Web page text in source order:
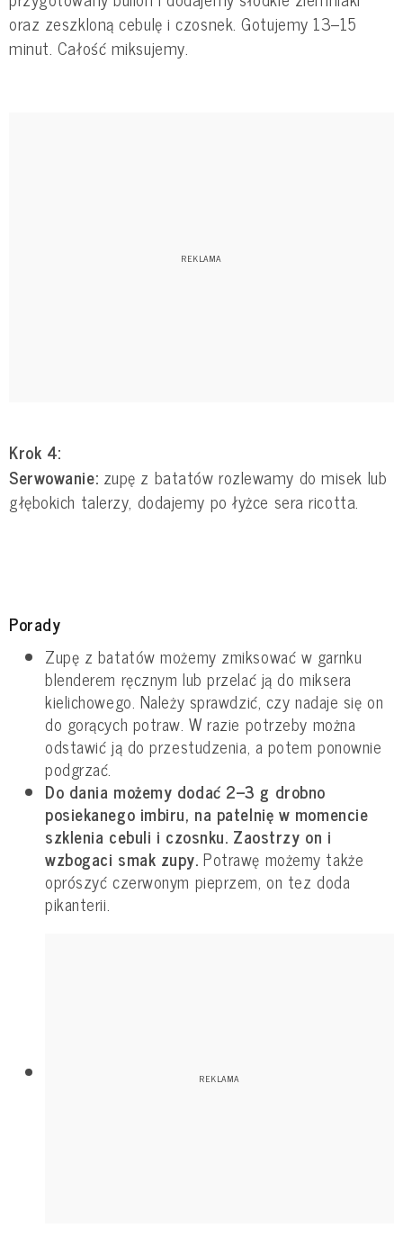
oraz zeszkloną cebulę i czosnek. Gotujemy 13–15
minut. Całość miksujemy.
Krok 4:
Serwowanie: zupę z batatów rozlewamy do misek lub
głębokich talerzy, dodajemy po łyżce sera ricotta.
Porady
Zupę z batatów możemy zmiksować w garnku
blenderem ręcznym lub przelać ją do miksera
kielichowego. Należy sprawdzić, czy nadaje się on
do gorących potraw. W razie potrzeby można
odstawić ją do przestudzenia, a potem ponownie
podgrzać.
Do dania możemy dodać 2–3 g drobno
posiekanego imbiru, na patelnię w momencie
szklenia cebuli i czosnku. Zaostrzy on i
wzbogaci smak zupy. Potrawę możemy także
oprószyć czerwonym pieprzem, on tez doda
pikanterii.